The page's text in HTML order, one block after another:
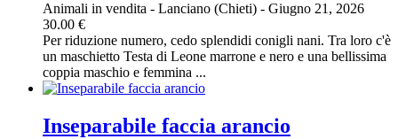
Animali in vendita - Lanciano (Chieti) - Giugno 21, 2026
30.00 €
Per riduzione numero, cedo splendidi conigli nani. Tra loro c'è
un maschietto Testa di Leone marrone e nero e una bellissima
coppia maschio e femmina ...
Inseparabile faccia arancio